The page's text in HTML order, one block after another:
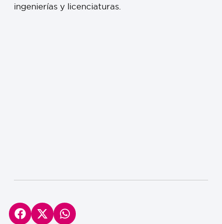
ingenierías y licenciaturas.